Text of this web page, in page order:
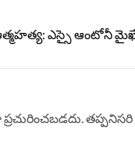
ఎస్సై ఆంటోనీ